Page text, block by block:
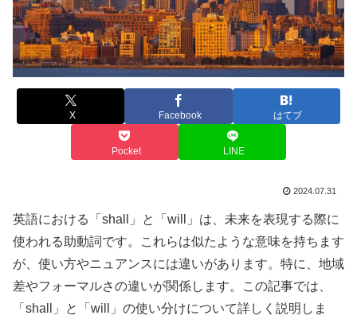
X Facebook はてブ
Pocket LINE
2024.07.31
英語における「shall」と「will」は、未来を表現する際に
使われる助動詞です。これらは似たような意味を持ちます
が、使い方やニュアンスには違いがあります。特に、地域
差やフォーマルさの違いが関係します。この記事では、
「shall」と「will」の使い分けについて詳しく説明しま